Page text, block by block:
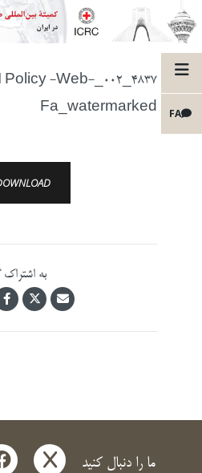
FA
AI Policy -Web-
Fa_watermarked
به اشتراک
ما را دنبال کنید x